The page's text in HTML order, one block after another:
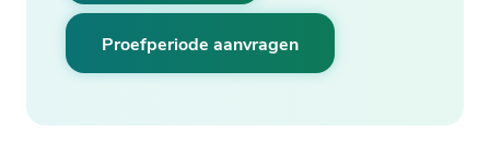
Proefperiode aanvragen